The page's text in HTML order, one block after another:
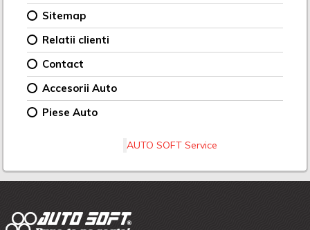
Sitemap
Relatii clienti
Contact
Accesorii Auto
Piese Auto
AUTO SOFT Service